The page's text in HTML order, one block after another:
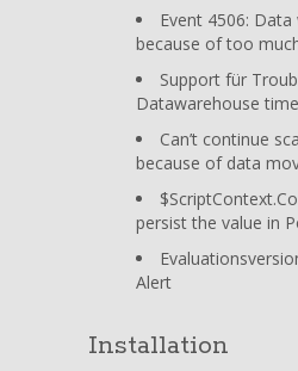
Event 4506:
because of too
Support für
Datawarehouse
Can’t continue
because of data
persist the value in
Alert
Installation